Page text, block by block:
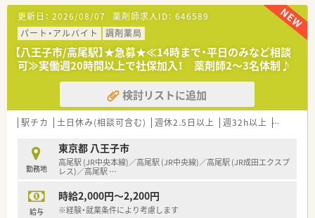
【求人情報について】
■年間休日140日と非常に多く、ワークライフバランスを重視す
る方におすすめです。
■木曜、日曜、祝日に加えて隔週で火曜日が休みのため、月の半
分が週休3日制です。
■夏季休暇と年末年始休暇はそれぞれ最低5日付与されるため、
長期休暇も楽しめます。
【勤務実態について】
■残業は月平均2～3時間とほとんどなく、定時で帰宅できる日
■勤務時間は火曜日のみ16時までとなっており、早く帰宅した
い日もあります。
■プライベートの時間を大切にしたい方にとって理想的な環境
【こんな方にオススメ】
更新日： 2026/08/07 薬剤師求人ID： 646589
パート・アルバイト
調剤薬局
【八王子市/高尾駅】★急募★≪14時まで・平日のみなど相談
可≫実働週20時間以上で社保加入！ 薬剤師2～3名体制♪
検討リストに追加
駅チカ 土日休み(相談可含む) 週休2.5日以上 週32h以上 ブランク
勤務地
東京都 八王子市
高尾駅 (JR中央本線)／高尾駅 (JR中央線)／高尾駅 (JR成田エクスプ
レス)／高尾駅 …
給与
時給2,000円～2,200円
※経験・就業条件により考慮します